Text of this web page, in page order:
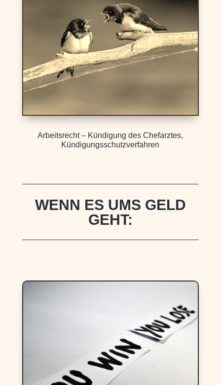
Arbeitsrecht – Kündigung des Chefarztes,
Kündigungsschutzverfahren
WENN ES UMS GELD
GEHT: